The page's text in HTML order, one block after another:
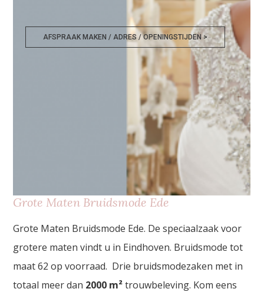
AFSPRAAK MAKEN / ADRES / OPENINGSTIJDEN >
Grote Maten Bruidsmode Ede
Grote Maten Bruidsmode Ede. De speciaalzaak voor
grotere maten vindt u in Eindhoven. Bruidsmode tot
maat 62 op voorraad. Drie bruidsmodezaken met in
totaal meer dan 2000 m²trouwbeleving. Kom eens